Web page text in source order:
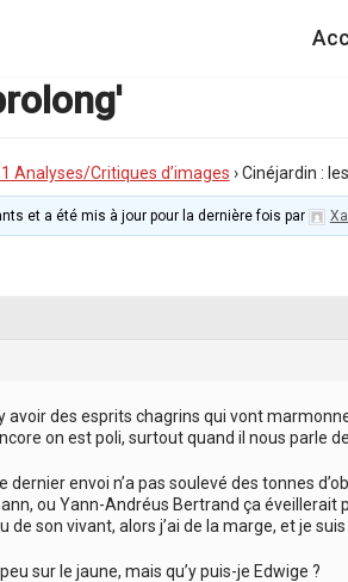
Analyses/Critiques d’images › Cinéjardin :
et a été mis à jour pour la dernière fois par
avoir des esprits chagrins qui vont
on est poli, surtout quand il nous parle de
dernier envoi n’a pas soulevé des tonnes
ou Yann-Andréus Bertrand ça
de son vivant, alors j’ai de la marge, et je
sur le jaune, mais qu’y puis-je Edwige ?